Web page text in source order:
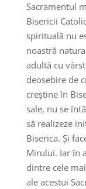
Sacramentul
Bisericii
spirituală nu
noastră
adultă cu
deosebire de
creștine în
sale, nu se
să realizeze
Biserica. Și
Mirului. Iar în
dintre cele
ale acestui